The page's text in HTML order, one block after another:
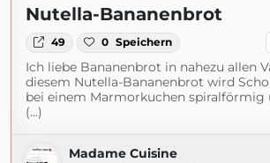
Nutella-Bananenbrot
49 0 Speichern
Ich liebe Bananenbrot in nahezu allen
diesem Nutella-Bananenbrot wird
bei einem Marmorkuchen spiralförmig
(...)
Madame Cuisine